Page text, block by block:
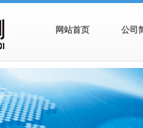
网站首页 公司